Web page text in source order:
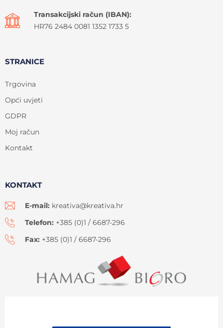
Transakcijski račun (IBAN):
HR76 2484 0081 1352 1733 5
STRANICE
Trgovina
Opći uvjeti
GDPR
Moj račun
Kontakt
KONTAKT
E-mail: kreativa@kreativa.hr
Telefon: +385 (0)1 / 6687-296
Fax: +385 (0)1 / 6687-296